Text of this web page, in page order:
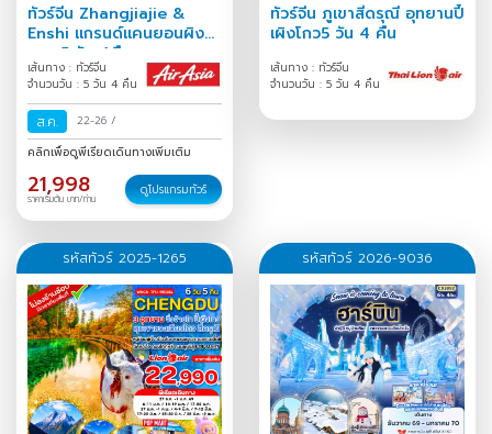
ทัวร์จีน Zhangjiajie &
Enshi แกรนด์แคนยอนผิง
ซาน 5 วัน 4คืน
เส้นทาง : ทัวร์จีน
จำนวนวัน : 5 วัน 4 คืน
ส.ค. 22-26 /
คลิกเพื่อดูพีเรียดเดินทางเพิ่มเติม
21,998
ราคาเริ่มต้น บาท/ท่าน
ดูโปรแกรมทัวร์
ทัวร์จีน ภูเขาสี่ดรุณี อุทยานปี้
เผิงโกว5 วัน 4 คืน
เส้นทาง : ทัวร์จีน
จำนวนวัน : 5 วัน 4 คืน
รหัสทัวร์ 2025-1265 รหัสทัวร์ 2026-9036